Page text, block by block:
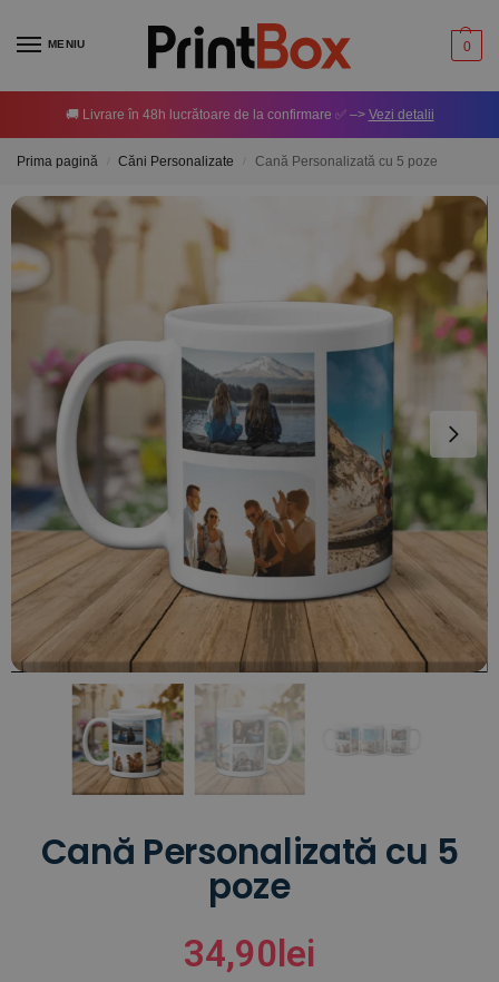
MENIU 0
🚚 Livrare în 48h lucrătoare de la confirmare ✅ –> Vezi detalii
Prima pagină Căni Personalizate Cană Personalizată cu 5 poze
Cană Personalizată cu 5
poze
34,90lei